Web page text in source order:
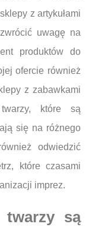
z artykułami
uwagę na
produktów do
ofercie również
z zabawkami
które są
się na różnego
odwiedzić
które czasami
imprez.
są